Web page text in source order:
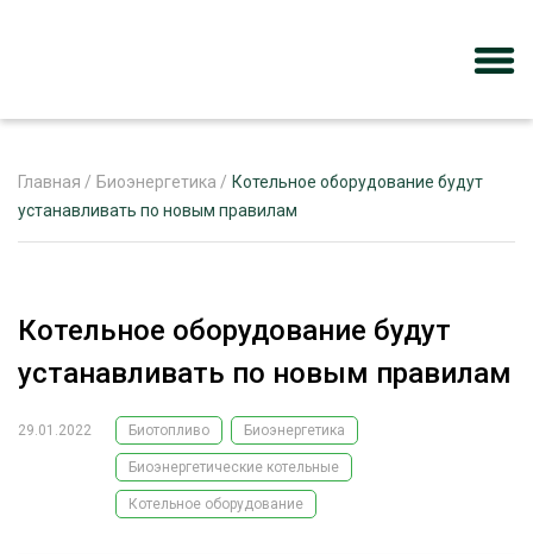
РЕКЛАМОДАТЕЛЯМ
ЛЕСНОЕ ХОЗЯЙСТВО
ЛЕСОЗАГОТОВКА
ЭКСПЕРТНОЕ МНЕНИЕ
Главная / Биоэнергетика / Котельное оборудование будут
устанавливать по новым правилам
Котельное оборудование будут
устанавливать по новым правилам
29.01.2022 Биотопливо Биоэнергетика
Биоэнергетические котельные
Котельное оборудование